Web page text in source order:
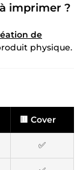
imprimer ?
de
physique.
🟥 Cover
✅